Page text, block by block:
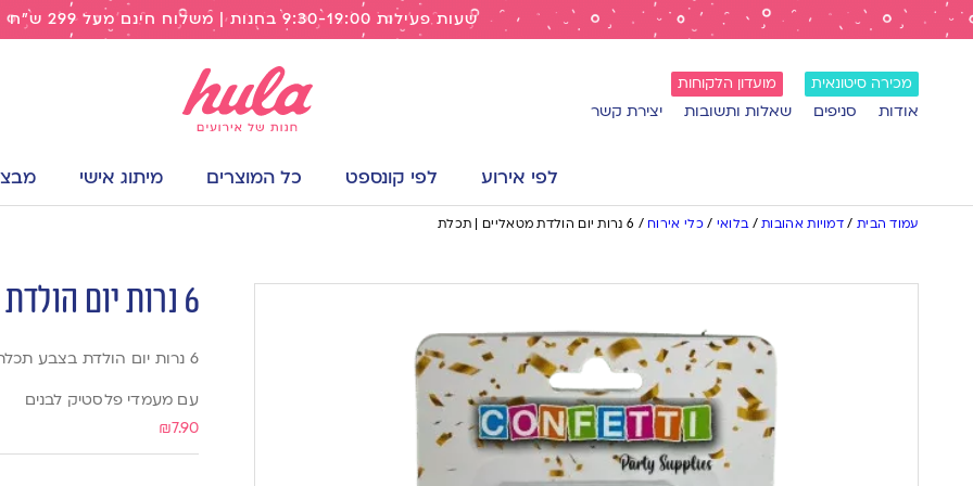
שעות פעילות 9:30-19:00 בחנות | משלוח חינם מעל 299 ש"ח
מכירה סיטונאית מועדון הלקוחות
אודות סניפים שאלות ותשובות יצירת קשר
לפי אירוע לפי קונספט כל המוצרים מיתוג אישי
עמוד הבית / דמויות אהובות/בלואי /כלי אירוח / 6 נרות יום הולדת מטאליים | תכלת
6 נרות יום הולדת מטאליים | תכלת
6 נרות יום הולדת בצבע תכלת
עם מעמדי פלסטיק לבנים
₪7.90